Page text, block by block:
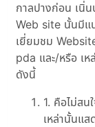
กาลปางก่อน เนิ่
Web site นั้นมีแ
เยี่ยมชม
pda และ/หรือ เ
ดังนี้
1. คือไม่ส
เหล่านั้นแ